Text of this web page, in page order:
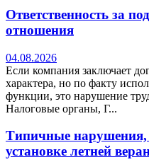
Ответственность за
отношения
04.08.2026
Если компания заключает
характера, но по факту
функции, это нарушение
Налоговые органы, Г...
Типичные нарушения,
установке летней